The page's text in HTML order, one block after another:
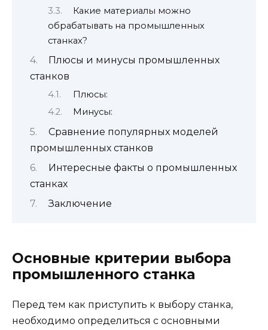
Какие материалы можно
обрабатывать на промышленных
станках?
Плюсы и минусы промышленных
станков
Плюсы:
Минусы:
Сравнение популярных моделей
промышленных станков
Интересные факты о промышленных
станках
Заключение
Основные критерии выбора
промышленного станка
Перед тем как приступить к выбору станка,
необходимо определиться с основными